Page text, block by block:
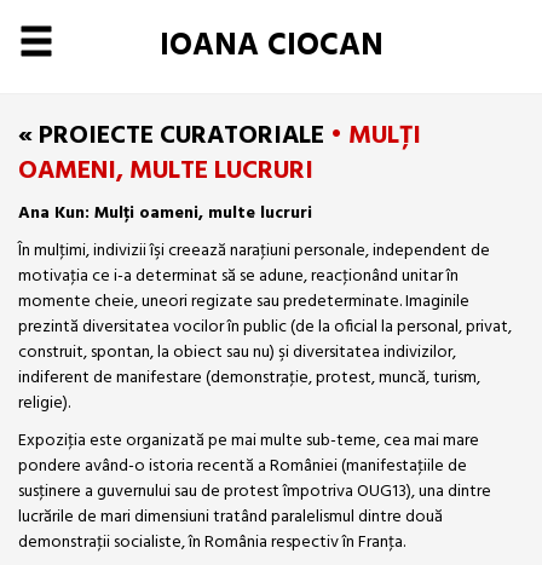
IOANA CIOCAN
« PROIECTE CURATORIALE • MULŢI
OAMENI, MULTE LUCRURI
Ana Kun: Mulţi oameni, multe lucruri
În mulţimi, indivizii îşi creează naraţiuni personale, independent de
motivaţia ce i-a determinat să se adune, reacţionând unitar în
momente cheie, uneori regizate sau predeterminate. Imaginile
prezintă diversitatea vocilor în public (de la oficial la personal, privat,
construit, spontan, la obiect sau nu) şi diversitatea indivizilor,
indiferent de manifestare (demonstraţie, protest, muncă, turism,
religie).
Expoziţia este organizată pe mai multe sub-teme, cea mai mare
pondere având-o istoria recentă a României (manifestaţiile de
susţinere a guvernului sau de protest împotriva OUG13), una dintre
lucrările de mari dimensiuni tratând paralelismul dintre două
demonstraţii socialiste, în România respectiv în Franţa.